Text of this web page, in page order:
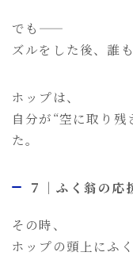
でも――
ズルをした後、誰
ホップは、
自分が“空に取り
た。
７｜ふく翁の応
その時、
ホップの頭上にふ